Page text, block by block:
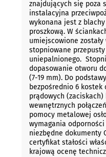
znajdujących się poza
instalacyjna
wykonana jest z
proszkową. W
umiejscowione
stopniowane
uniepalnionego.
dopasowanie otworu
(7-19 mm). Do
bezpośrednio 6 kostek
prądowych (zaciskach)
wewnętrznych
pomocy metalowej
wymagania
niezbędne dokumenty
certyfikat stałości
krajową ocenę